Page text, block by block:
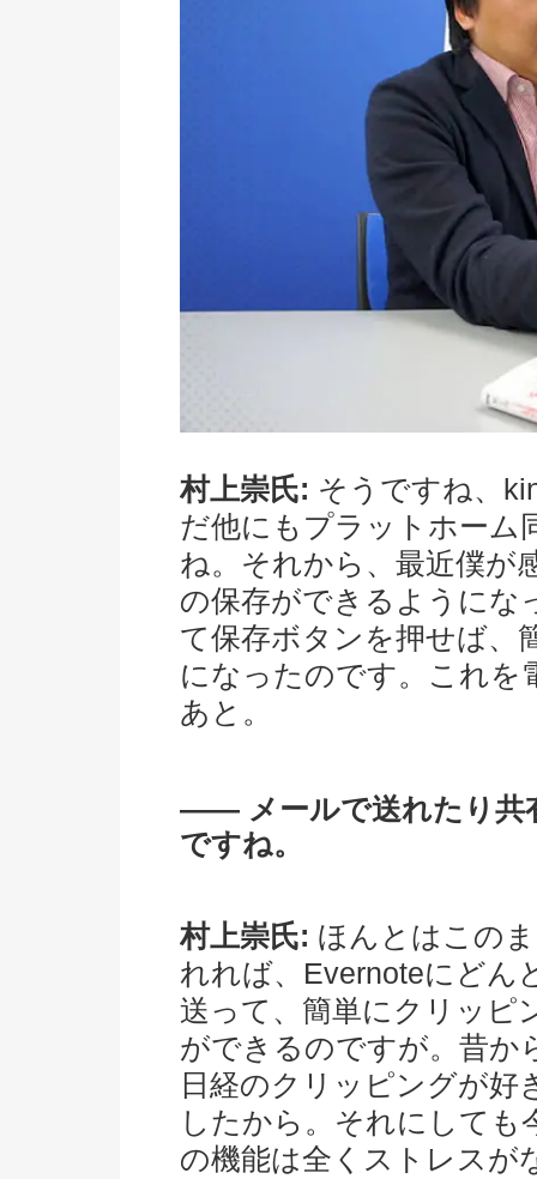
村上崇氏: そうですね、
だ他にもプラットホーム
ね。それから、最近僕が
の保存ができるようにな
て保存ボタンを押せば、
になったのです。これを
あと。
―― メールで送れたり共
ですね。
村上崇氏: ほんとはこの
れれば、Evernoteにどん
送って、簡単にクリッピ
ができるのですが。昔か
日経のクリッピングが好
したから。それにしても
の機能は全くストレスが